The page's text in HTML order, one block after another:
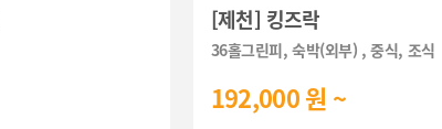
[제천] 킹즈락
36홀그린피, 숙박(외부) , 중식, 조식
192,000 원 ~